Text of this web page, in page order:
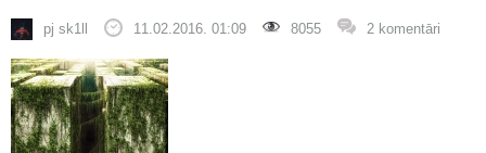
pj sk1ll 11.02.2016. 01:09 8055 2 komentāri